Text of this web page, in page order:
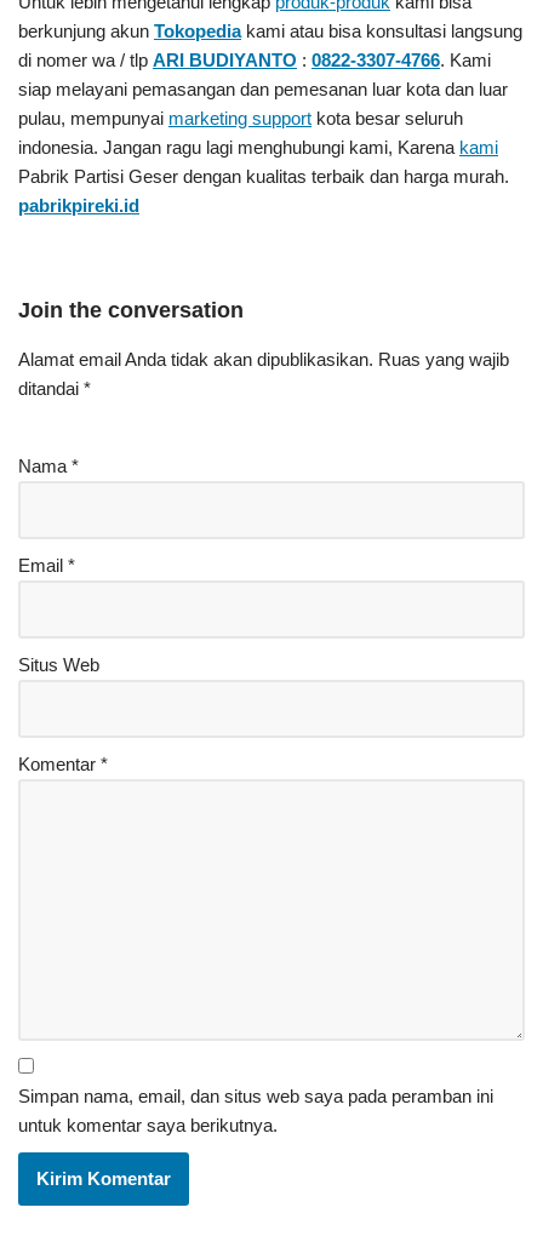
berkunjung akun Tokopediakami atau bisa konsultasi langsung
di nomer wa / tlp ARI BUDIYANTO : 0822-3307-4766. Kami
siap melayani pemasangan dan pemesanan luar kota dan luar
pulau, mempunyai marketing support kota besar seluruh
indonesia. Jangan ragu lagi menghubungi kami, Karena kami
Pabrik Partisi Geser dengan kualitas terbaik dan harga murah.
pabrikpireki.id
Join the conversation
Alamat email Anda tidak akan dipublikasikan. Ruas yang wajib
ditandai *
Nama *
Email *
Situs Web
Komentar *
Simpan nama, email, dan situs web saya pada peramban ini
untuk komentar saya berikutnya.